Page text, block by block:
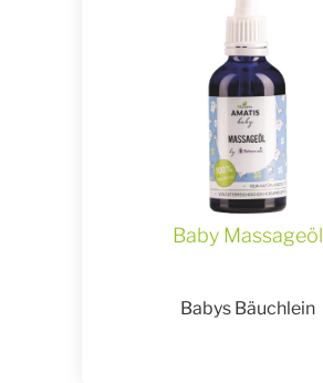
Baby Massageöl
Babys Bäuchlein